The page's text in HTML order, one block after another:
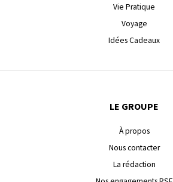
Vie Pratique
Voyage
Idées Cadeaux
LE GROUPE
À propos
Nous contacter
La rédaction